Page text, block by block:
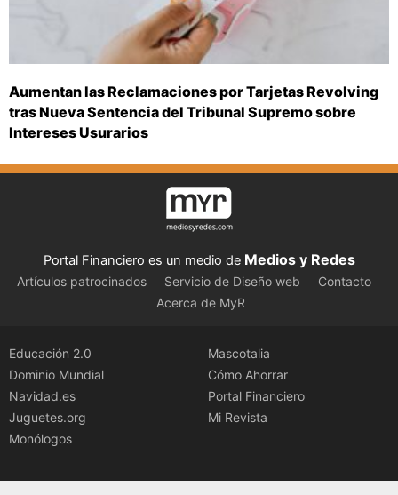
Aumentan las Reclamaciones por Tarjetas Revolving
tras Nueva Sentencia del Tribunal Supremo sobre
Intereses Usurarios
Portal Financiero es un medio de Medios y Redes
Artículos patrocinados Servicio de Diseño web
Contacto
Acerca de MyR
Educación 2.0
Dominio Mundial
Navidad.es
Juguetes.org
Monólogos
Mascotalia
Cómo Ahorrar
Portal Financiero
Mi Revista